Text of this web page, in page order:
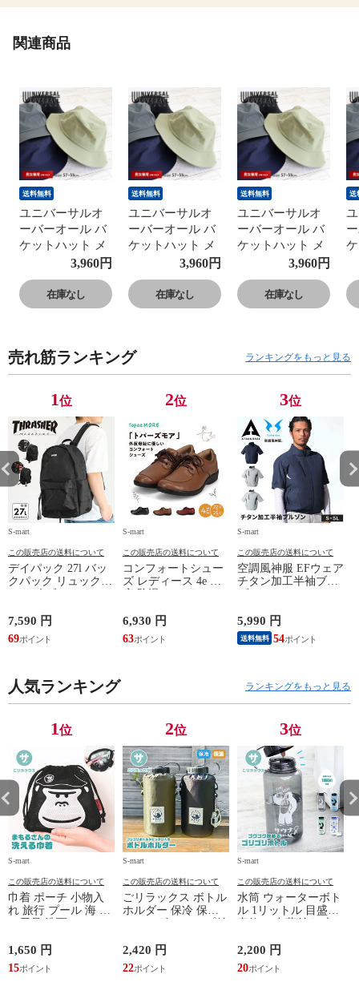
関連商品
送料無料
ユニバーサルオ
ーバーオール バ
ケットハット メ
ンズ バケハ 帽子
レディース ユニ
イース
UNIVERSAL
3,960円
在庫なし
送料無料
ユニバーサルオ
ーバーオール バ
ケットハット メ
ンズ バケハ 帽子
レディース ユニ
イース
UNIVERSAL
3,960円
在庫なし
送料無料
ユニバーサルオ
ーバーオール バ
ケットハット メ
ンズ バケハ 帽子
レディース ユニ
イース
UNIVERSAL
3,960円
在庫なし
送
売れ筋ランキング ランキングをもっと見る
1位
S-mart
この販売店の送料について
デイパック 27l バッ
クパック リュック
鞄 機内持ち込み 夏
スラッシャー
THRASHER r1929
7,590 円
69
2位
S-mart
この販売店の送料について
コンフォートシュー
ズ レディース 4e 幅
シューズ 黒 トパー
ズ モア 靴 カジュア
ルシューズ 外反母趾
TOPAZ 1410
6,930 円
63
3位
S-mart
この販売店の送料について
空調風神服 EFウェア
チタン加工半袖ブル
ジャケット 遮熱 作
業服 作業着 上着 ア
タックベース KF100
5,990 円
送料無料 54
人気ランキング ランキングをもっと見る
1位
S-mart
この販売店の送料について
巾着 ポーチ 小物入
れ 旅行 プール 海 バ
サウナ ごリラックス
まもるさんの洗える
巾着 ブラック 黒
1,650 円
15
2位
S-mart
この販売店の送料について
ごリラックス ボトル
ホルダー 保冷 保温
補給 マイボトル サ
ウナ 温泉 水筒 カバ
ー トトノイモード
2,420 円
22
3位
S-mart
この販売店の送料について
水筒 ウォーターボト
ル 1リットル 目盛り
マイボトル 動物 ア
ニマル ゴリラ ごリ
ラックス ゴリゴリボ
2,200 円
20